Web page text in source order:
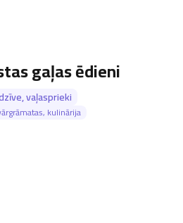
gaļas ēdieni
vaļasprieki
kulinārija